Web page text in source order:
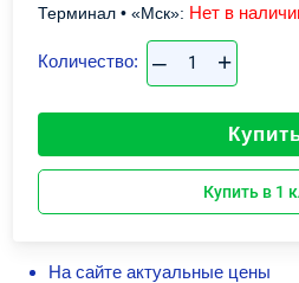
Терминал • «Мск»: Нет в
Количество: – +
Купить в 1
На сайте актуальные цены